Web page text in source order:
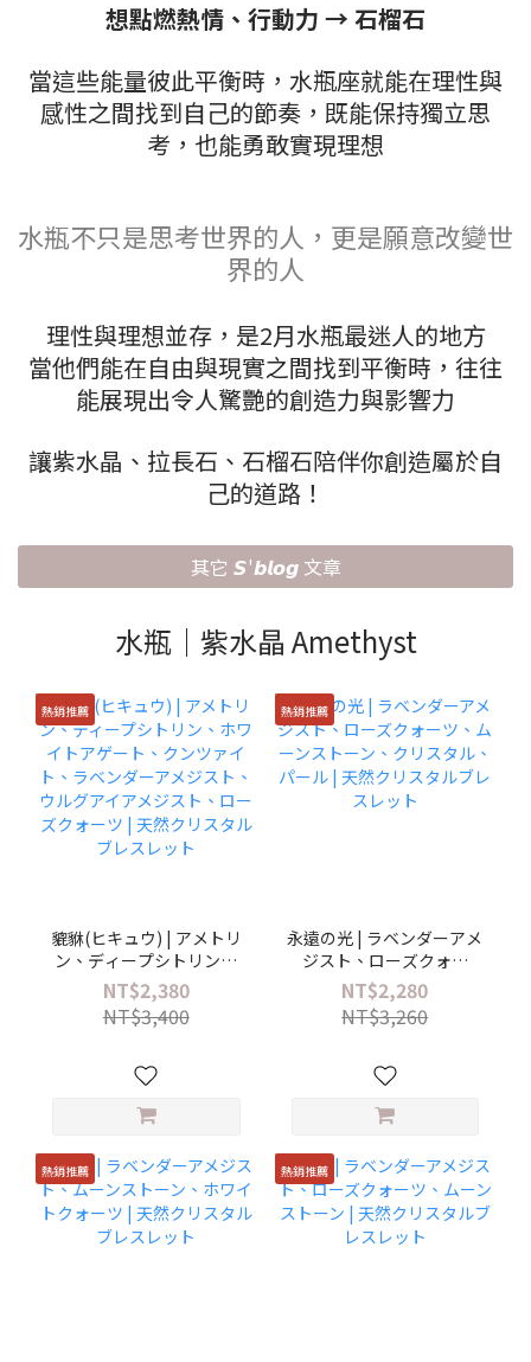
想點燃熱情、行動力 → 石榴石
當這些能量彼此平衡時，水瓶座就能在理性與
感性之間找到自己的節奏，既能保持獨立思
考，也能勇敢實現理想
水瓶不只是思考世界的人，更是願意改變世
界的人
理性與理想並存，是2月水瓶最迷人的地方
當他們能在自由與現實之間找到平衡時，往往
能展現出令人驚艷的創造力與影響力
讓紫水晶、拉長石、石榴石陪伴你創造屬於自
己的道路！
其它 𝙎'𝙗𝙡𝙤𝙜 文章
水瓶｜紫水晶 Amethyst
熱銷推薦
貔貅(ヒキュウ) | アメトリ
ン、ディープシトリン、
ホワイトアゲート、クン
ツァイト、ラベンダーア
メジスト、ウルグアイア
ツ | 天然クリスタルブレス
NT$2,380
NT$3,400
熱銷推薦
永遠の光 | ラベンダーアメ
ジスト、ローズクォー
ツ、ムーンストーン、ク
リスタル、パール | 天然ク
リスタルブレスレット
NT$2,280
NT$3,260
熱銷推薦 熱銷推薦